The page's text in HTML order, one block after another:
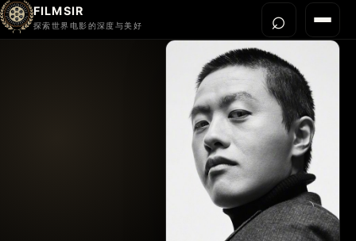
FILMSIR
探索世界电影的深度与美好 菜单
⌕打开